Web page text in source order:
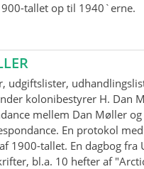
tallet op til 1940`erne.
udgiftslister,
kolonibestyrer H. Dan
mellem Dan Møller
En protokol
1900-tallet. En dagbog fra
bl.a. 10 hefter af